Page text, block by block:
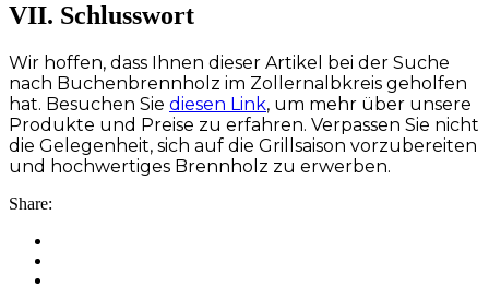
VII. Schlusswort
Wir hoffen, dass Ihnen dieser Artikel bei der Suche
nach Buchenbrennholz im Zollernalbkreis geholfen
hat. Besuchen Sie diesen Link, um mehr über unsere
Produkte und Preise zu erfahren. Verpassen Sie nicht
die Gelegenheit, sich auf die Grillsaison vorzubereiten
und hochwertiges Brennholz zu erwerben.
Share: